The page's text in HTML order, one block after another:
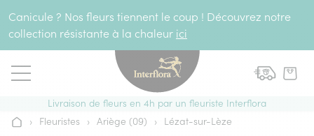
Canicule ? Nos fleurs tiennent le coup ! Découvrez notre
collection résistante à la chaleur ici
Livraison de fleurs en 4h par un fleuriste Interflora
Accueil
› Fleuristes › Ariège (09) › Lézat-sur-Lèze